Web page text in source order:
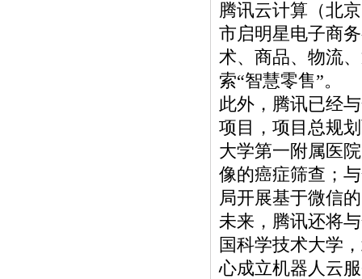
腾讯云计算（北
市启明星电子商
术、商品、物流
索“智慧零售”。
此外，腾讯已经
项目，项目总规
大学第一附属医
像的癌症筛查；
局开展基于微信
未来，腾讯还将
国科学技术大学
心成立机器人云